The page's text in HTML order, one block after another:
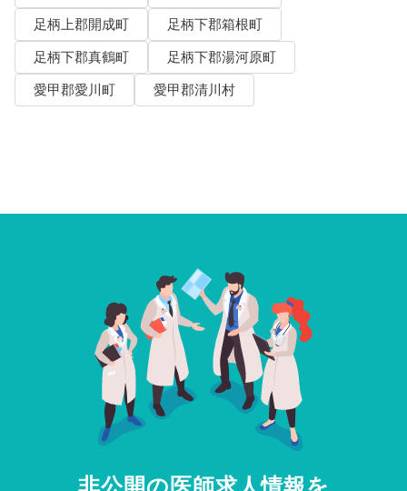
足柄上郡開成町
足柄下郡箱根町
足柄下郡真鶴町
足柄下郡湯河原町
愛甲郡愛川町
愛甲郡清川村